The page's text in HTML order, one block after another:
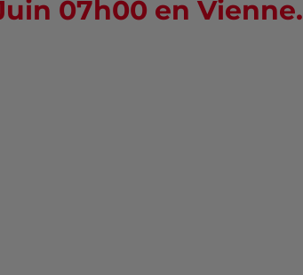
07h00 en Vienne.